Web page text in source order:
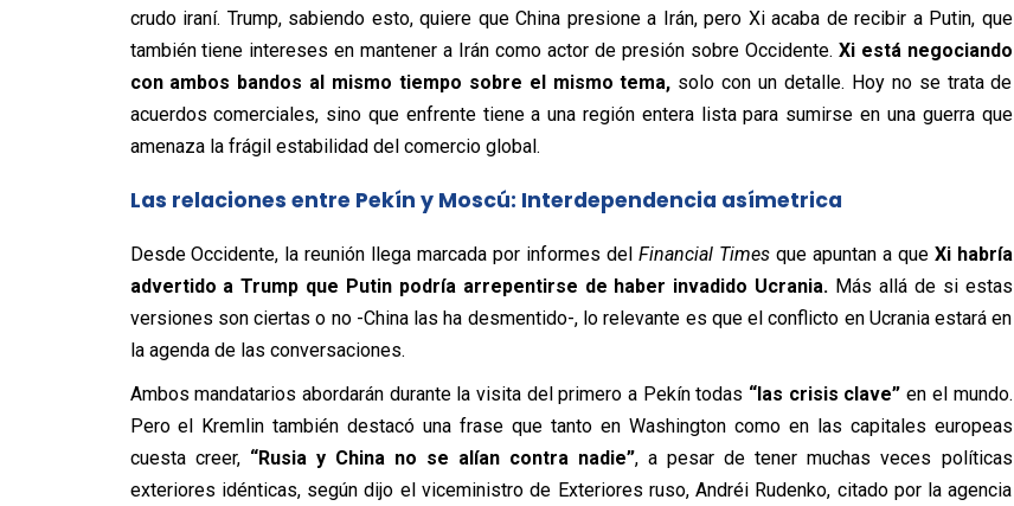
crudo iraní. Trump, sabiendo esto, quiere que China presione a Irán, pero Xi acaba de recibir a Putin, que
también tiene intereses en mantener a Irán como actor de presión sobre Occidente. Xi está negociando
con ambos bandos al mismo tiempo sobre el mismo tema, solo con un detalle. Hoy no se trata de
acuerdos comerciales, sino que enfrente tiene a una región entera lista para sumirse en una guerra que
amenaza la frágil estabilidad del comercio global.
Las relaciones entre Pekín y Moscú: Interdependencia asímetrica
Desde Occidente, la reunión llega marcada por informes del Financial Timesque apuntan a que Xi habría
advertido a Trump que Putin podría arrepentirse de haber invadido Ucrania. Más allá de si estas
versiones son ciertas o no -China las ha desmentido-, lo relevante es que el conflicto en Ucrania estará en
la agenda de las conversaciones.
Ambos mandatarios abordarán durante la visita del primero a Pekín todas “las crisis clave” en el mundo.
Pero el Kremlin también destacó una frase que tanto en Washington como en las capitales europeas
cuesta creer, “Rusia y China no se alían contra nadie”, a pesar de tener muchas veces políticas
exteriores idénticas, según dijo el viceministro de Exteriores ruso, Andréi Rudenko, citado por la agencia